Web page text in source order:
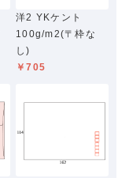
洋2 YKケント
100g/m2(〒枠な
し)
￥705